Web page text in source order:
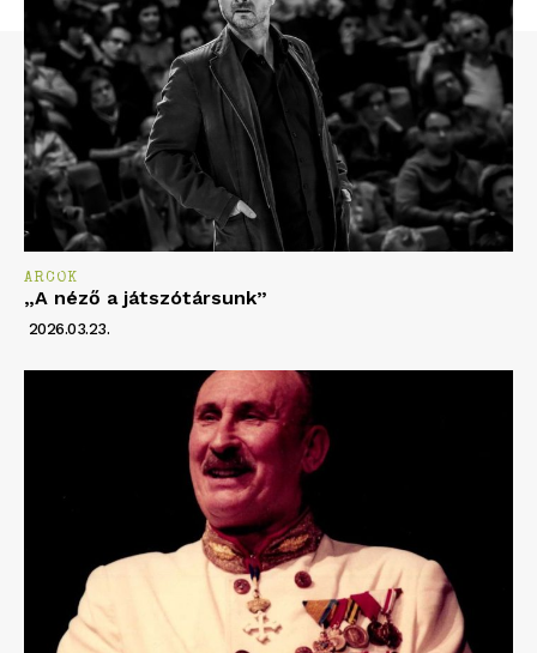
ARCOK
„A néző a játszótársunk”
2026.03.23.